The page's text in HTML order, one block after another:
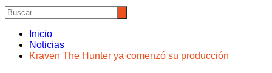
Inicio
Noticias
Kraven The Hunter ya comenzó su producción